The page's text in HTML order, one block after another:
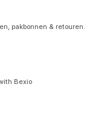
pakbonnen & retouren.
Bexio